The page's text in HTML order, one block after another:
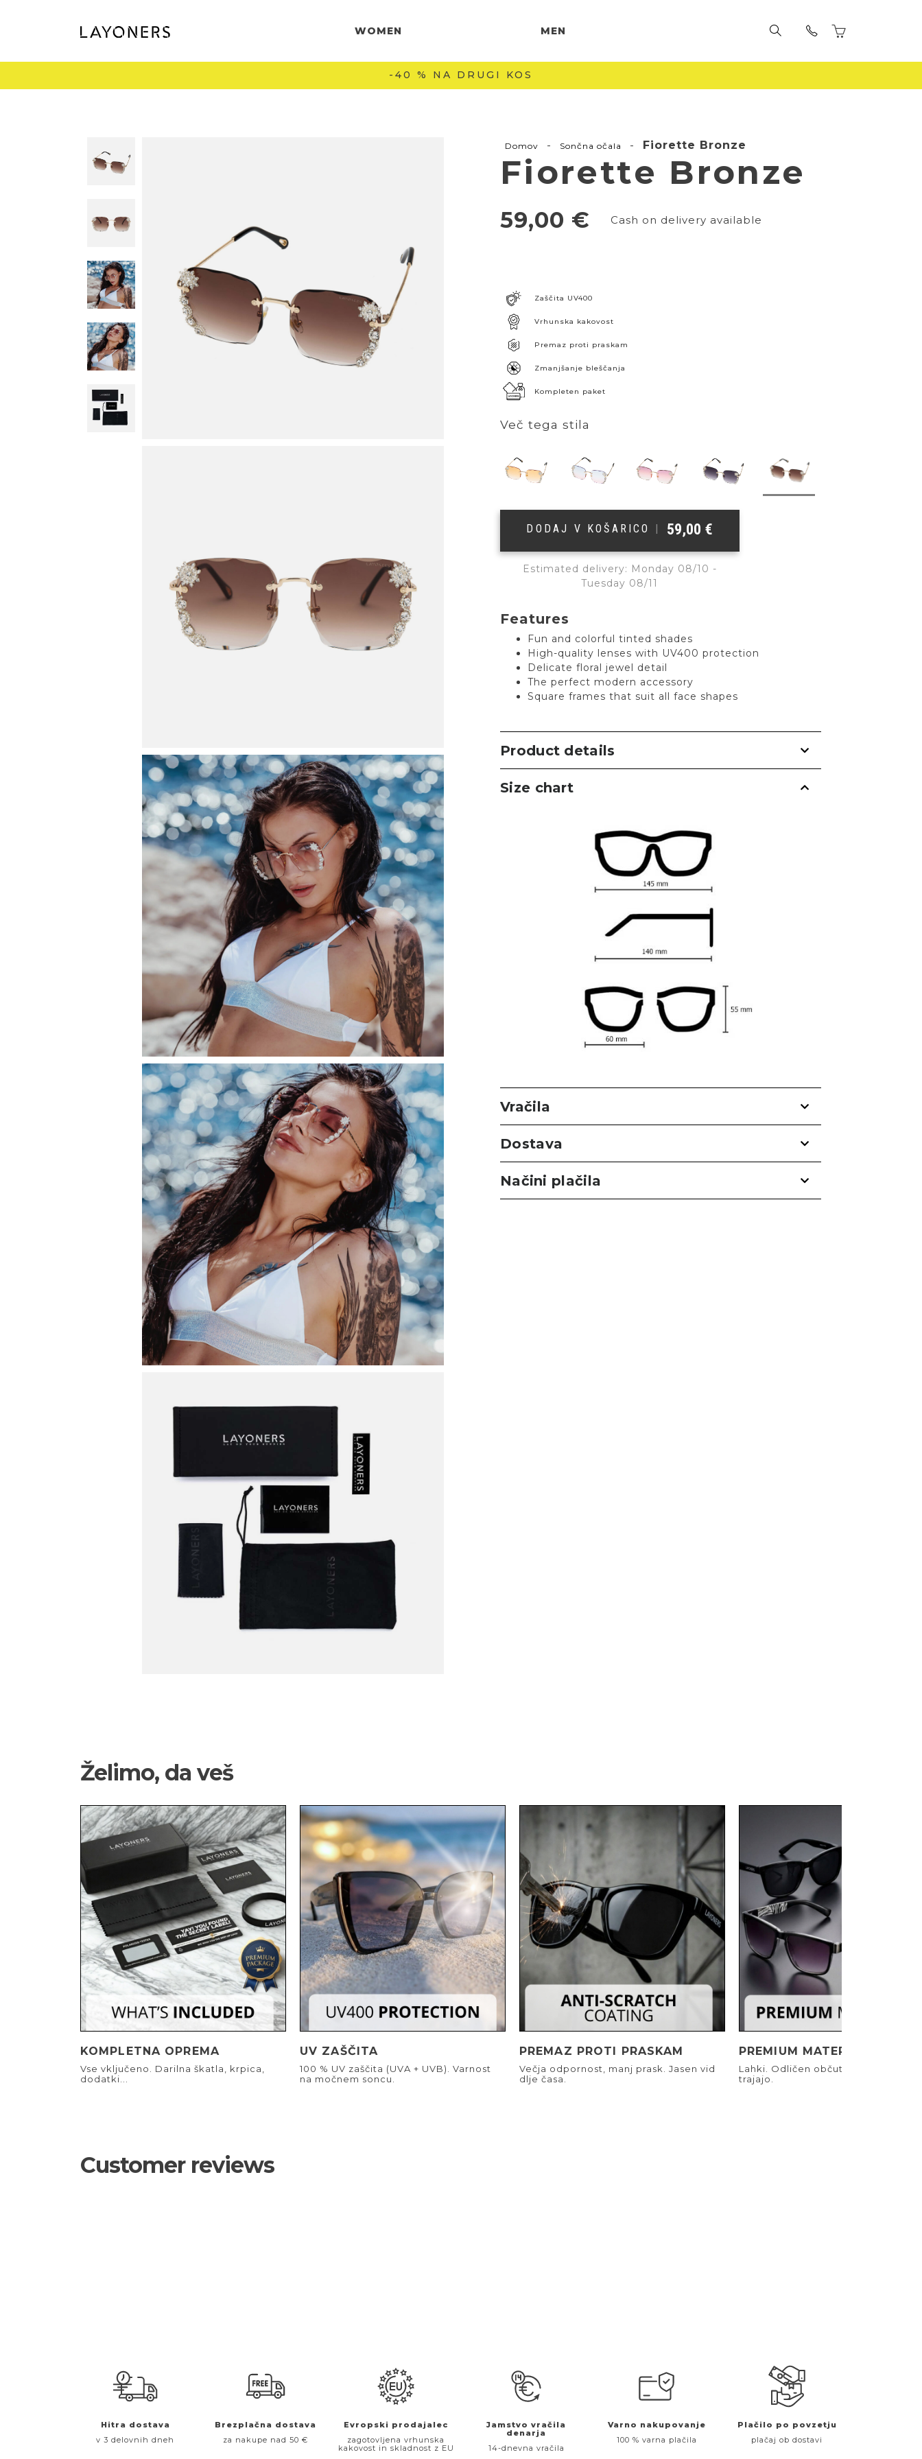
WOMEN MEN
BREZPLAČNA DOSTAVA NAD 60 € 🚚
Domov - Sončna očala - Fiorette Bronze
Fiorette Bronze
59,00 € Cash on delivery available
Zaščita UV400
Vrhunska kakovost
Premaz proti praskam
Zmanjšanje bleščanja
Kompleten paket
Več tega stila
DODAJ V KOŠARICO | 59,00 €
Estimated delivery: Monday 08/10 -
Tuesday 08/11
Features
Fun and colorful tinted shades
High-quality lenses with UV400 protection
Delicate floral jewel detail
The perfect modern accessory
Square frames that suit all face shapes
Product details
Size chart
Vračila
Dostava
Načini plačila
Želimo, da veš
KOMPLETNA OPREMA
Vse vključeno. Darilna škatla, krpica,
dodatki...
UV ZAŠČITA
100 % UV zaščita (UVA + UVB). Varnost
na močnem soncu.
PREMAZ PROTI PRASKAM
Večja odpornost, manj prask. Jasen vid
dlje časa.
PREMIUM MATERIALI
Lahki. Odličen občutek. Narejeni,
trajajo.
Customer reviews
Hitra dostava
v 3 delovnih dneh
Brezplačna dostava
za nakupe nad 50 €
Evropski prodajalec
zagotovljena vrhunska
kakovost in skladnost z EU
Jamstvo vračila
denarja
14-dnevna vračila
Varno nakupovanje
100 % varna plačila
Plačilo po povzetju
plačaj ob dostavi